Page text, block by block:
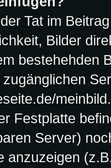
Tat im
Bilder
bestehehden
Festplatte
Server)
anzuzeigen